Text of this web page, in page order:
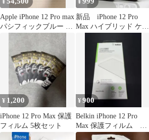
¥
Apple iPhone 12 Pro max
パシフィックブルー 本
¥
新品 iPhone 12 Pro
Max ハイブリッド ケー
¥ 1,200
iPhone 12 Pro Max 保護
フィルム 5枚セット
¥900
Belkin iPhone 12 Pro
Max 保護フィルム 未
開封